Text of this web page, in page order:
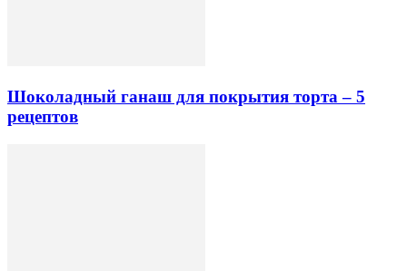
Шоколадный ганаш для покрытия торта – 5
рецептов